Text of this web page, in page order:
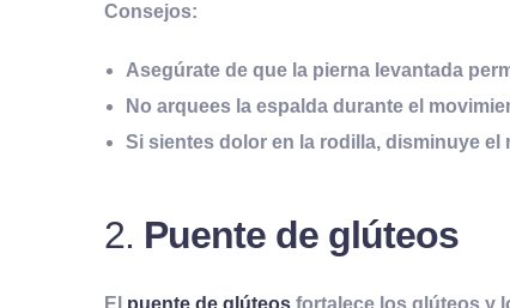
Consejos:
Asegúrate de que la pierna levantada
No arquees la espalda durante el
Si sientes dolor en la rodilla, disminuye
2. Puente de glúteos
El puente de glúteos fortalece los glúteos y